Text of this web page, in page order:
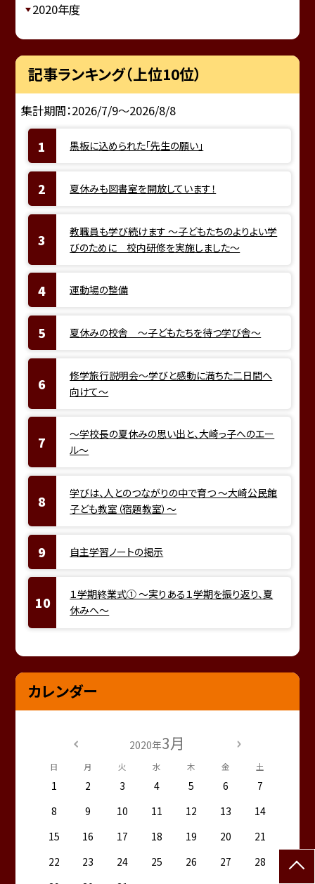
2020年度
記事ランキング（上位10位）
集計期間：2026/7/9～2026/8/8
黒板に込められた「先生の願い」
夏休みも図書室を開放しています！
教職員も学び続けます ～子どもたちのよりよい学
びのために 校内研修を実施しました～
運動場の整備
夏休みの校舎 ～子どもたちを待つ学び舎～
修学旅行説明会～学びと感動に満ちた二日間へ
向けて～
～学校長の夏休みの思い出と、大崎っ子へのエー
ル～
学びは、人とのつながりの中で育つ ～大崎公民館
子ども教室（宿題教室）～
自主学習ノートの掲示
１学期終業式① ～実りある１学期を振り返り、夏
休みへ～
カレンダー
2020年3月
日 月 火 水 木 金 土
1 2 3 4 5 6
7
8
9 10 11 12 13
14
15
16 17 18 19 20
21
22
23 24 25 26 27
28